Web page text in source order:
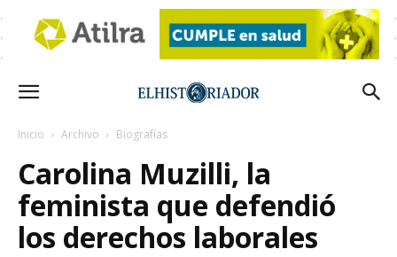
Inicio Archivo Biografías
Carolina Muzilli, la
feminista que defendió
los derechos laborales